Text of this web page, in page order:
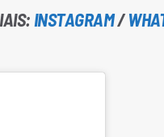
INSTAGRAM/